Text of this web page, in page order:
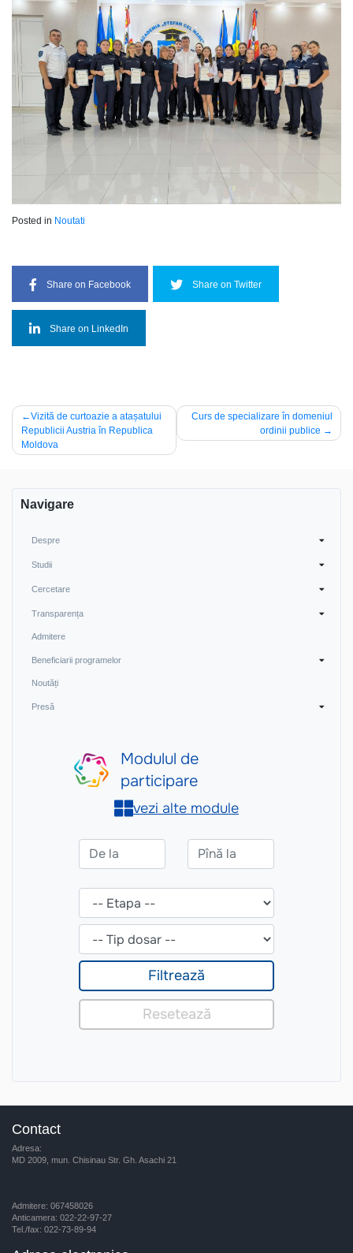
Posted in Noutati
Share on Facebook Share on Twitter
Share on LinkedIn
Post
navigation
Vizită de curtoazie a atașatului
Republicii Austria în Republica
Moldova
Curs de specializare în domeniul
ordinii publice
Navigare
Despre
Studii
Cercetare
Transparența
Admitere
Beneficiarii programelor
Noutăți
Presă
Contact
Adresa:
MD 2009, mun. Chisinau Str. Gh. Asachi 21
Admitere: 067458026
Anticamera: 022-22-97-27
Tel./fax: 022-73-89-94